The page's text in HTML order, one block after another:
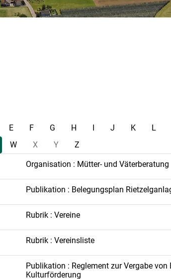
E F G H I J K L
W X Y Z
Organisation : Mütter- und Väterberatung
Publikation : Belegungsplan
Rubrik : Vereine
Rubrik : Vereinsliste
Publikation : Reglement zur Vergabe von
Kulturförderung